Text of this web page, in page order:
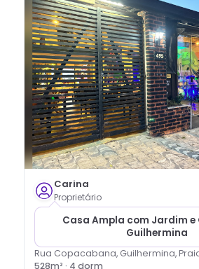
Carina
Proprietário
Casa Ampla com Jardim e
Guilhermina
Rua Copacabana, Guilhermina,
528m² · 4 dorm